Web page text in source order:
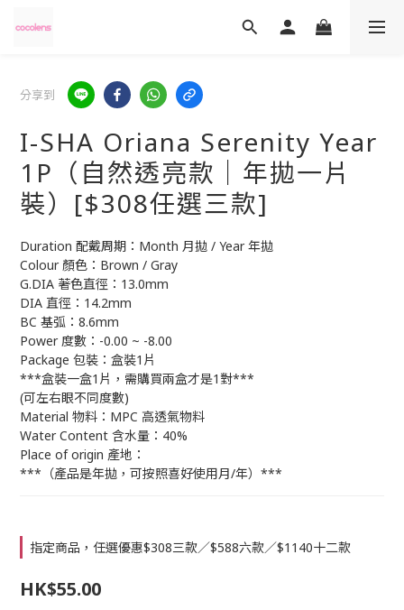
分享到
I-SHA Oriana Serenity Year
1P（自然透亮款｜年拋一片
裝）[$308任選三款]
Duration 配戴周期：Month 月拋 / Year 年拋
Colour 顏色：Brown / Gray
G.DIA 著色直徑：13.0mm
DIA 直徑：14.2mm
BC 基弧：8.6mm
Power 度數：-0.00 ~ -8.00
Package 包裝：盒裝1片
***盒裝一盒1片，需購買兩盒才是1對***
(可左右眼不同度數)
Material 物料：MPC 高透氣物料
Water Content 含水量：40%
Place of origin 產地：
***（產品是年拋，可按照喜好使用月/年）***
指定商品，任選優惠$308三款／$588六款／$1140十二款
HK$55.00